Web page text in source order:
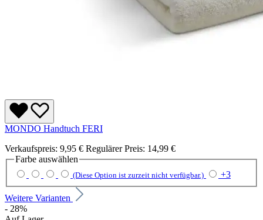
MONDO Handtuch FERI
Verkaufspreis: 9,95 € Regulärer Preis: 14,99 €
Farbe auswählen
(Diese Option ist zurzeit nicht verfügbar.) +3
Weitere Varianten
- 28%